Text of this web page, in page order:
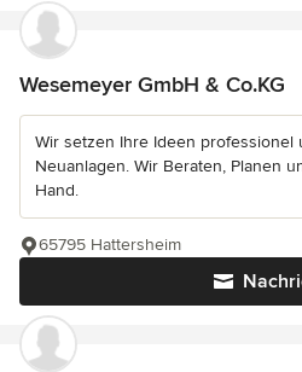
Wesemeyer GmbH & Co.KG
Wir setzen Ihre Ideen professionel
Neuanlagen. Wir Beraten, Planen
Hand.
65795 Hattersheim